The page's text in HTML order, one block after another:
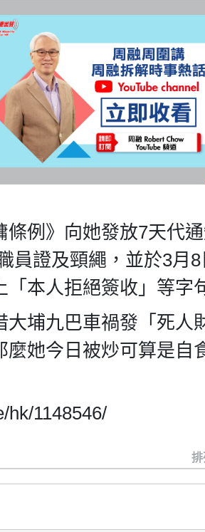
例》向她發放7天代
員證及頸繩，並於3月
本人拒絕簽收」等字
埔九巴車禍發「死人
她今日被炒可算是自
hk/1148546/
排